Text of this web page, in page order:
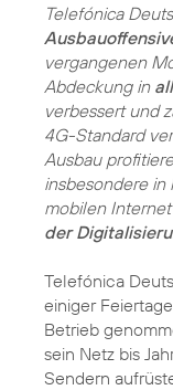
Telefónica
vergangenen
Abdeckung in
verbessert und
4G-Standard
Ausbau
insbesondere
mobilen
der
Telefónica
einiger
Betrieb
sein Netz bis
Sendern